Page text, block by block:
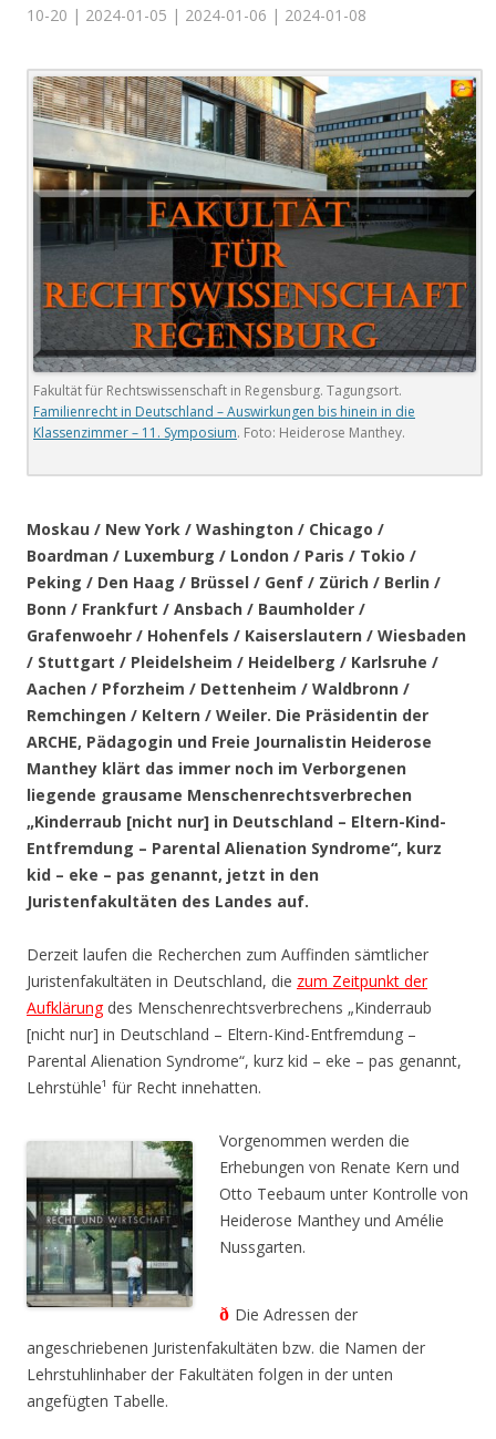
10-20 | 2024-01-05 | 2024-01-06 | 2024-01-08
Fakultät für Rechtswissenschaft in Regensburg. Tagungsort.
Familienrecht in Deutschland – Auswirkungen bis hinein in die
Klassenzimmer – 11. Symposium. Foto: Heiderose Manthey.
Moskau / New York / Washington / Chicago /
Boardman / Luxemburg / London / Paris / Tokio /
Peking / Den Haag / Brüssel / Genf / Zürich / Berlin /
Bonn / Frankfurt / Ansbach / Baumholder /
Grafenwoehr / Hohenfels / Kaiserslautern / Wiesbaden
/ Stuttgart / Pleidelsheim / Heidelberg / Karlsruhe /
Aachen / Pforzheim / Dettenheim / Waldbronn /
Remchingen / Keltern / Weiler. Die Präsidentin der
ARCHE, Pädagogin und Freie Journalistin Heiderose
Manthey klärt das immer noch im Verborgenen
liegende grausame Menschenrechtsverbrechen
„Kinderraub [nicht nur] in Deutschland – Eltern-Kind-
Entfremdung – Parental Alienation Syndrome“, kurz
kid – eke – pas genannt, jetzt in den
Juristenfakultäten des Landes auf.
Derzeit laufen die Recherchen zum Auffinden sämtlicher
Juristenfakultäten in Deutschland, die zum Zeitpunkt der
Aufklärungdes Menschenrechtsverbrechens „Kinderraub
[nicht nur] in Deutschland – Eltern-Kind-Entfremdung –
Parental Alienation Syndrome“, kurz kid – eke – pas genannt,
Lehrstühle¹ für Recht innehatten.
Vorgenommen werden die
Erhebungen von Renate Kern und
Otto Teebaum unter Kontrolle von
Heiderose Manthey und Amélie
Nussgarten.
ð Die Adressen der
angeschriebenen Juristenfakultäten bzw. die Namen der
Lehrstuhlinhaber der Fakultäten folgen in der unten
angefügten Tabelle.